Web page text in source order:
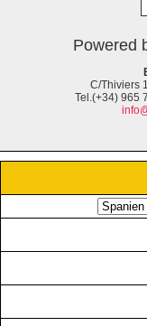
Powered
C/Thiviers
Tel.(+34) 965